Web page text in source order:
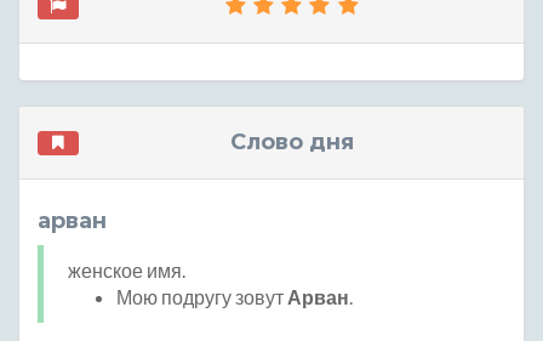
Слово дня
арван
женское имя.
Мою подругу зовут Арван.